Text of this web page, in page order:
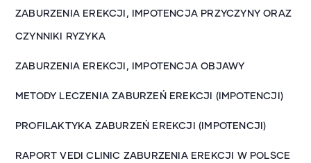
ZABURZENIA EREKCJI, IMPOTENCJA PRZYCZYNY ORAZ
CZYNNIKI RYZYKA
ZABURZENIA EREKCJI, IMPOTENCJA OBJAWY
METODY LECZENIA ZABURZEŃ EREKCJI (IMPOTENCJI)
PROFILAKTYKA ZABURZEŃ EREKCJI (IMPOTENCJI)
RAPORT VEDI CLINIC ZABURZENIA EREKCJI W POLSCE